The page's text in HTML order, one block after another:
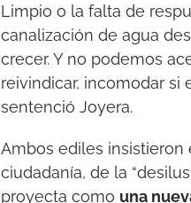
Limpio o la falta de
canalización de agua
crecer. Y no podemos
reivindicar, incomodar si
sentenció Joyera.
Ambos ediles
ciudadanía, de la
proyecta como una